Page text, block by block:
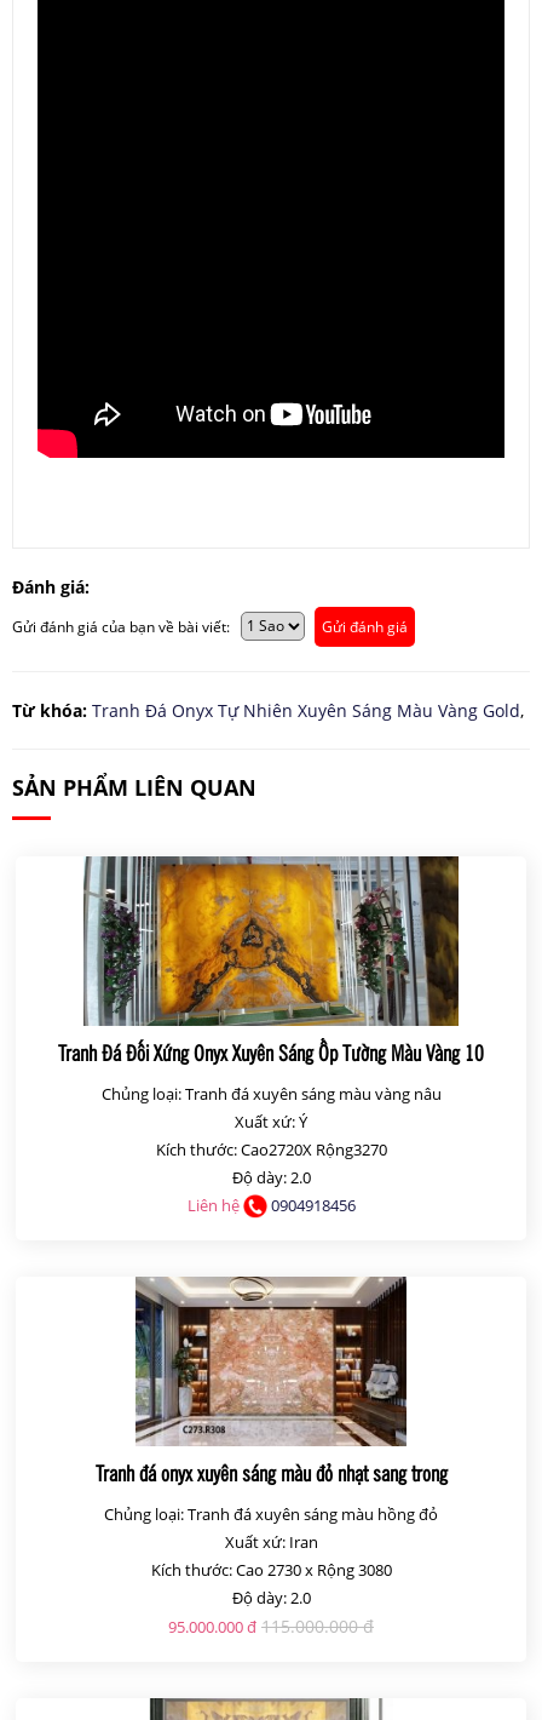
Đánh giá:
Gửi đánh giá của bạn về bài viết: Gửi đánh giá
Từ khóa: Tranh Đá Onyx Tự Nhiên Xuyên Sáng Màu Vàng Gold,
SẢN PHẨM LIÊN QUAN
Tranh Đá Đối Xứng Onyx Xuyên Sáng Ốp Tường Màu Vàng 10
Chủng loại: Tranh đá xuyên sáng màu vàng nâu
Xuất xứ: Ý
Kích thước: Cao2720X Rộng3270
Độ dày: 2.0
Liên hệ
0904918456
Tranh đá onyx xuyên sáng màu đỏ nhạt sang trong
Chủng loại: Tranh đá xuyên sáng màu hồng đỏ
Xuất xứ: Iran
Kích thước: Cao 2730 x Rộng 3080
Độ dày: 2.0
95.000.000 đ 115.000.000 đ